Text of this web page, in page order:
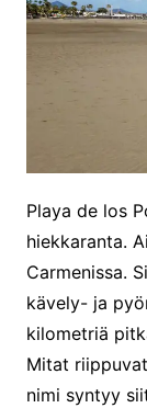
Playa de los
hiekkaranta.
Carmenissa.
kävely- ja
kilometriä
Mitat
nimi syntyy